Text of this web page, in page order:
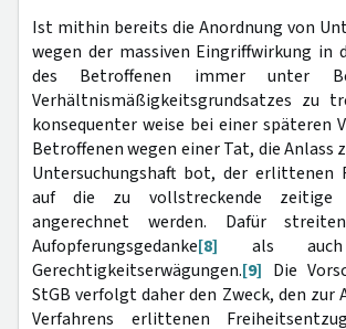
Ist mithin bereits die Anordnung von
wegen der massiven Eingriffwirkung in
des Betroffenen immer unter
Verhältnismäßigkeitsgrundsatzes zu
konsequenter weise bei einer späteren
Betroffenen wegen einer Tat, die Anlass
Untersuchungshaft bot, der erlittenen
auf die zu vollstreckende zeitige
angerechnet werden. Dafür
Aufopferungsgedanke[8] als auch
Gerechtigkeitserwägungen.[9] Die
StGB verfolgt daher den Zweck, den zur
Verfahrens erlittenen